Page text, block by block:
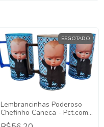
ESGOTADO
Lembrancinhas Poderoso
Chefinho Caneca - Pct.com
10 Unid